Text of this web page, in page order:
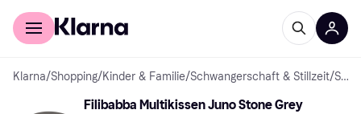
Für Shopper
Klarna/Shopping/Kinder & Familie/Schwangerschaft & Stillzeit/ Schwangerschafts- & Stillkissen
Filibabba Multikissen Juno Stone Grey